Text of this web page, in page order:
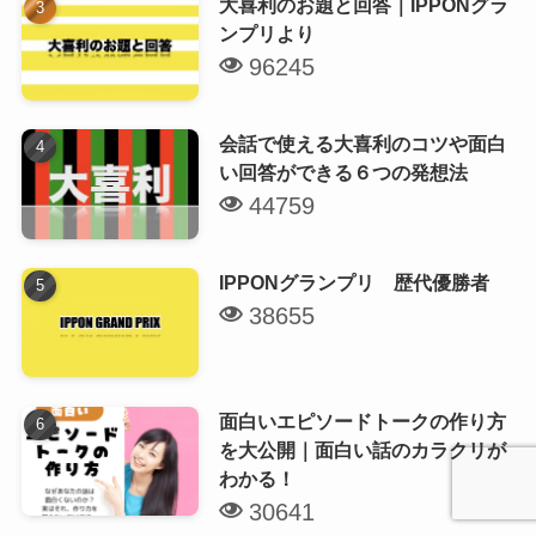
大喜利のお題と回答｜IPPONグラ
ンプリより
96245
会話で使える大喜利のコツや面白
い回答ができる６つの発想法
44759
IPPONグランプリ 歴代優勝者
38655
面白いエピソードトークの作り方
を大公開｜面白い話のカラクリが
わかる！
30641